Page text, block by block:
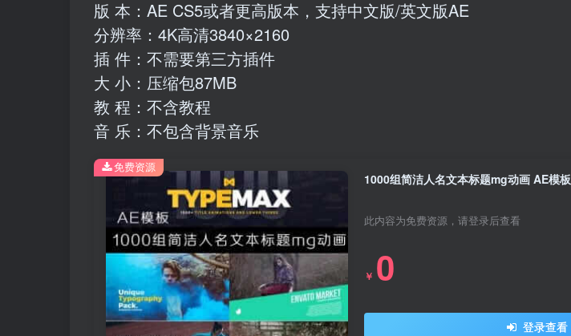
版 本：AE CS5或者更高版本，支持中文版/英文版AE
分辨率：4K高清3840×2160
插 件：不需要第三方插件
大 小：压缩包87MB
教 程：不含教程
音 乐：不包含背景音乐
1000组简洁人名文本标题mg动画 AE模板
此内容为免费资源，请登录后查看
￥ 0
登录查看
免费资源